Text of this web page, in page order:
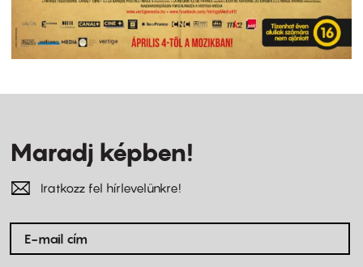
Maradj képben!
Iratkozz fel hírlevelünkre!